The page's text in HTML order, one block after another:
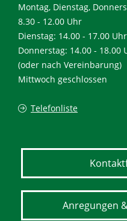
Montag, Dienstag,
8.30 - 12.00 Uhr
Dienstag: 14.00 - 17.00 Uhr
Donnerstag: 14.00 - 18.00
(oder nach Vereinbarung)
Mittwoch geschlossen
Telefonliste
Anregungen